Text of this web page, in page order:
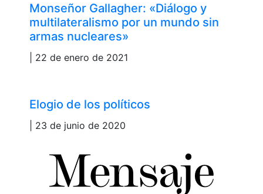
Monseñor Gallagher: «Diálogo y
multilateralismo por un mundo sin
armas nucleares»
| 22 de enero de 2021
Elogio de los políticos
| 23 de junio de 2020